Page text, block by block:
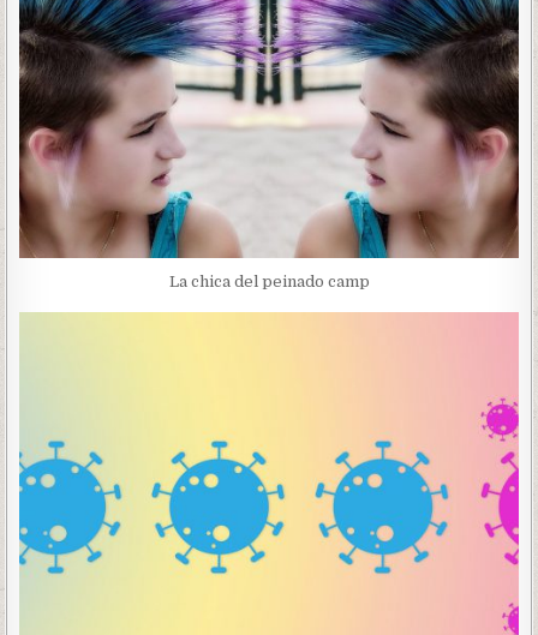
La chica del peinado camp